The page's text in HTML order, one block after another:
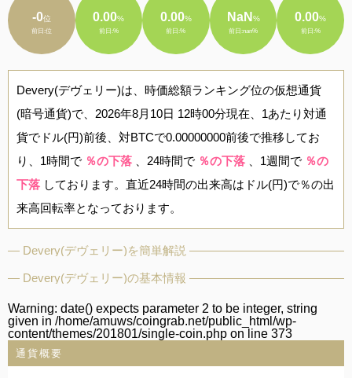
-0位
前日:位
0.00%
前日:%
0.00%
前日:%
NaN %
前日:nan%
0.00%
前日:%
Devery(デヴェリー)は、時価総額ランキング位の仮想通貨
(暗号通貨)で、2026年8月10日 12時00分現在、1あたり対通
貨でドル(円)前後、対BTCで0.00000000前後で推移してお
り、1時間で ％の下落 、24時間で ％の下落 、1週間で ％の
下落 しております。直近24時間の出来高はドル(円)で％の出
来高回転率となっております。
Devery(デヴェリー)を簡単解説
Devery(デヴェリー)の基本情報
Warning: date() expects parameter 2 to be integer, string
given in /home/amuws/coingrab.net/public_html/wp-
content/themes/201801/single-coin.php on line 373
通貨概要